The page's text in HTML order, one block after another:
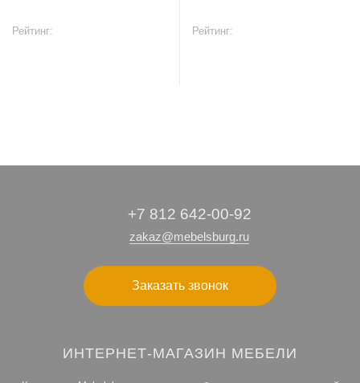
Рейтинг: Рейтинг:
+7 812 642-00-92
zakaz@mebelsburg.ru
Заказать звонок
ИНТЕРНЕТ-МАГАЗИН МЕБЕЛИ